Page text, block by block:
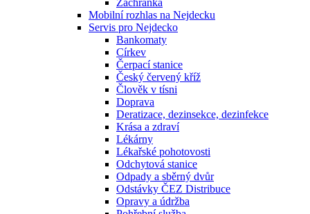
Záchranka
Mobilní rozhlas na Nejdecku
Servis pro Nejdecko
Bankomaty
Církev
Čerpací stanice
Český červený kříž
Člověk v tísni
Doprava
Deratizace, dezinsekce, dezinfekce
Krása a zdraví
Lékárny
Lékařské pohotovosti
Odchytová stanice
Odpady a sběrný dvůr
Odstávky ČEZ Distribuce
Opravy a údržba